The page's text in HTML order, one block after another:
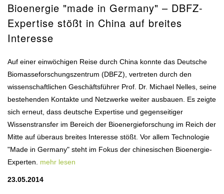
Bioenergie "made in Germany" – DBFZ-
Expertise stößt in China auf breites
Interesse
Auf einer einwöchigen Reise durch China konnte das Deutsche
Biomasseforschungszentrum (DBFZ), vertreten durch den
wissenschaftlichen Geschäftsführer Prof. Dr. Michael Nelles, seine
bestehenden Kontakte und Netzwerke weiter ausbauen. Es zeigte
sich erneut, dass deutsche Expertise und gegenseitiger
Wissenstransfer im Bereich der Bioenergieforschung im Reich der
Mitte auf überaus breites Interesse stößt. Vor allem Technologie
"Made in Germany" steht im Fokus der chinesischen Bioenergie-
Experten. mehr lesen
23.05.2014